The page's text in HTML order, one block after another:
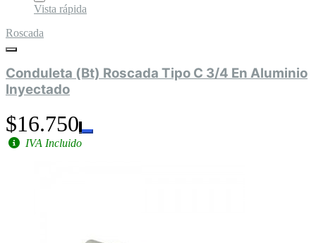
Vista rápida
Roscada
Conduleta (Bt) Roscada Tipo C 3/4 En Aluminio
Inyectado
$16.750
IVA Incluido